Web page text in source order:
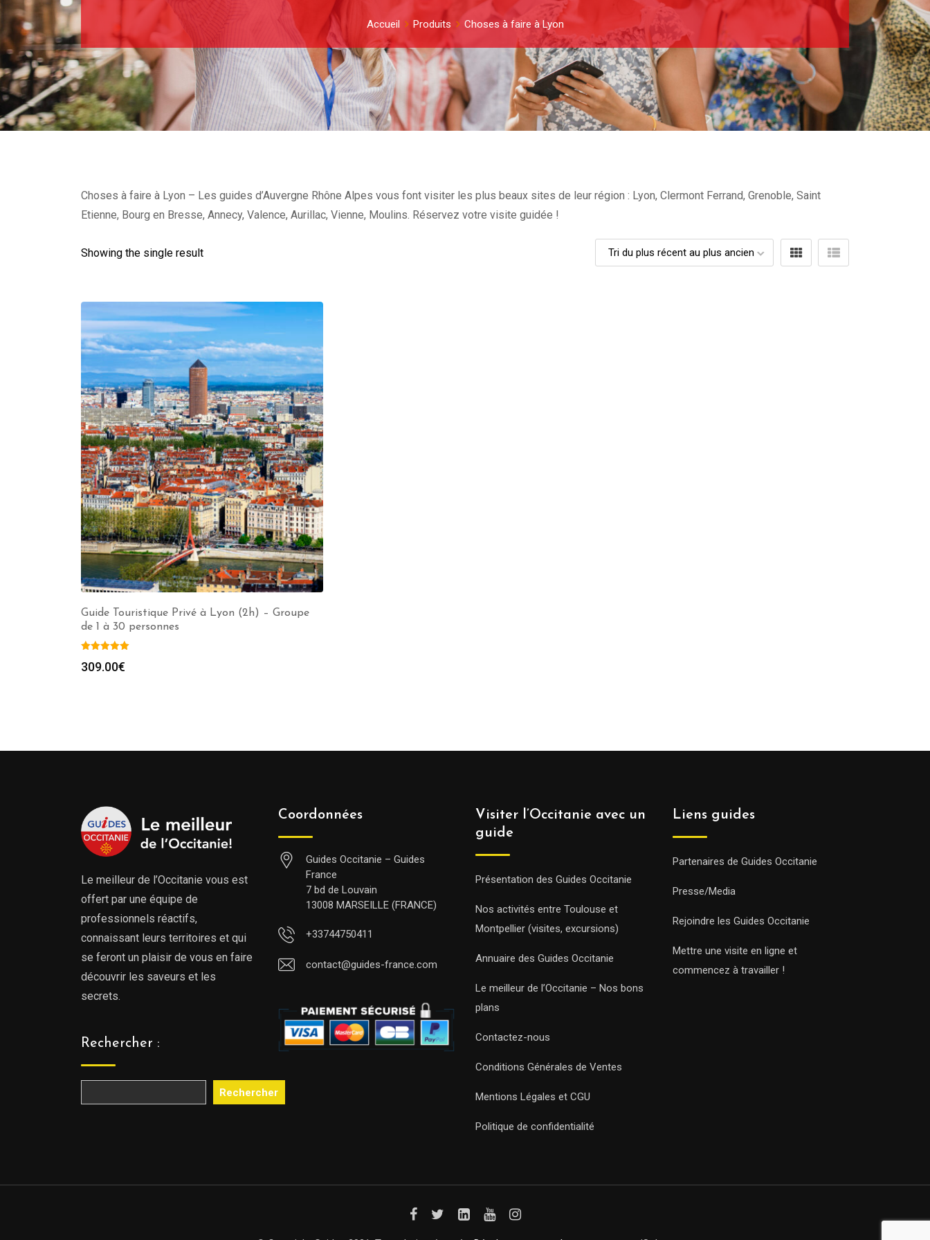
Accueil Produits Choses à faire à Lyon
Choses à faire à Lyon – Les guides d’Auvergne Rhône Alpes vous font visiter les plus beaux sites de leur région : Lyon, Clermont Ferrand, Grenoble, Saint
Etienne, Bourg en Bresse, Annecy, Valence, Aurillac, Vienne, Moulins. Réservez votre visite guidée !
Showing the single result
Guide Touristique Privé à Lyon (2h) – Groupe
de 1 à 30 personnes
309.00€
Le meilleur de l’Occitanie vous est
offert par une équipe de
professionnels réactifs,
connaissant leurs territoires et qui
se feront un plaisir de vous en faire
découvrir les saveurs et les
secrets.
Rechercher :
Rechercher
Coordonnées
Guides Occitanie – Guides
France
7 bd de Louvain
13008 MARSEILLE (FRANCE)
+33744750411
contact@guides-france.com
Visiter l’Occitanie avec un
guide
Présentation des Guides Occitanie
Nos activités entre Toulouse et
Montpellier (visites, excursions)
Annuaire des Guides Occitanie
Le meilleur de l’Occitanie – Nos bons
plans
Contactez-nous
Conditions Générales de Ventes
Mentions Légales et CGU
Politique de confidentialité
Liens guides
Partenaires de Guides Occitanie
Presse/Media
Rejoindre les Guides Occitanie
Mettre une visite en ligne et
commencez à travailler !